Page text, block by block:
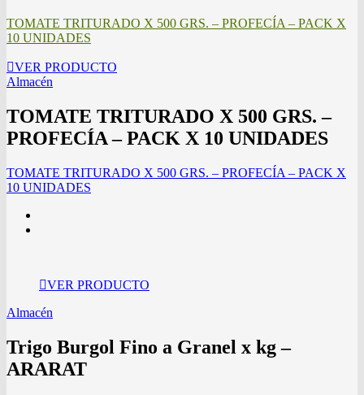
TOMATE TRITURADO X 500 GRS. – PROFECÍA – PACK X
10 UNIDADES
VER PRODUCTO
Almacén
TOMATE TRITURADO X 500 GRS. –
PROFECÍA – PACK X 10 UNIDADES
TOMATE TRITURADO X 500 GRS. – PROFECÍA – PACK X
10 UNIDADES
VER PRODUCTO
Almacén
Trigo Burgol Fino a Granel x kg –
ARARAT